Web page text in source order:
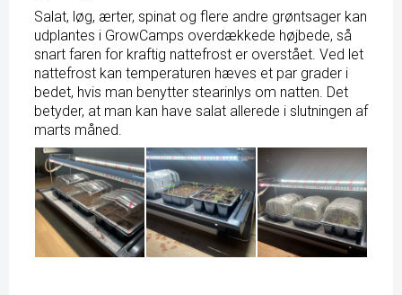
Salat, løg, ærter, spinat og flere andre grøntsager kan
udplantes i GrowCamps overdækkede højbede, så
snart faren for kraftig nattefrost er overstået. Ved let
nattefrost kan temperaturen hæves et par grader i
bedet, hvis man benytter stearinlys om natten. Det
betyder, at man kan have salat allerede i slutningen af
marts måned.